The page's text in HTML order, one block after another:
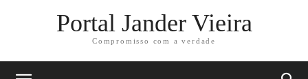
Portal Jander Vieira
Compromisso com a verdade